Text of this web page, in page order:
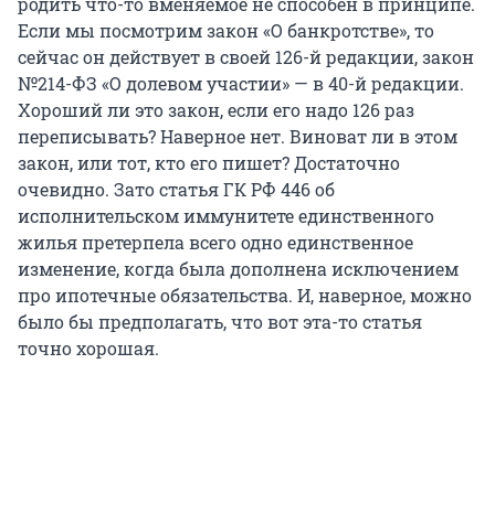
Если мы посмотрим закон «О банкротстве», то
сейчас он действует в своей 126-й редакции, закон
№214-ФЗ «О долевом участии» — в 40-й редакции.
Хороший ли это закон, если его надо 126 раз
переписывать? Наверное нет. Виноват ли в этом
закон, или тот, кто его пишет? Достаточно
очевидно. Зато статья ГК РФ 446 об
исполнительском иммунитете единственного
жилья претерпела всего одно единственное
изменение, когда была дополнена исключением
про ипотечные обязательства. И, наверное, можно
было бы предполагать, что вот эта-то статья
точно хорошая.